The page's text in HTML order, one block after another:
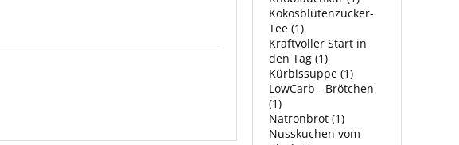
Kokosblütenzucker-
Tee (1)
Kraftvoller Start in
den Tag (1)
Kürbissuppe (1)
LowCarb - Brötchen
(1)
Natronbrot (1)
Nusskuchen vom